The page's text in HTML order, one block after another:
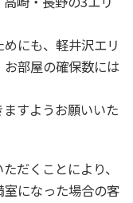
にも、軽井沢エリ
部屋の確保数には
すようお願いいた
だくことにより、
になった場合の客